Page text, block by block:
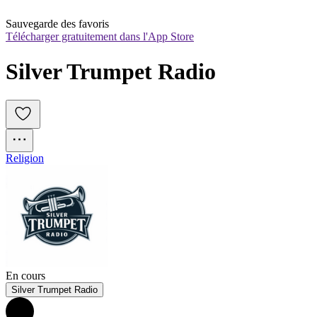
Sauvegarde des favoris
Télécharger gratuitement dans l'App Store
Silver Trumpet Radio
Religion
En cours
Silver Trumpet Radio